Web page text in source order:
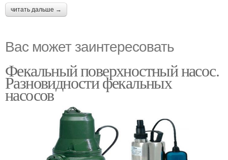
читать дальше →
Вас может заинтересовать
Фекальный поверхностный насос.
Разновидности фекальных
насосов